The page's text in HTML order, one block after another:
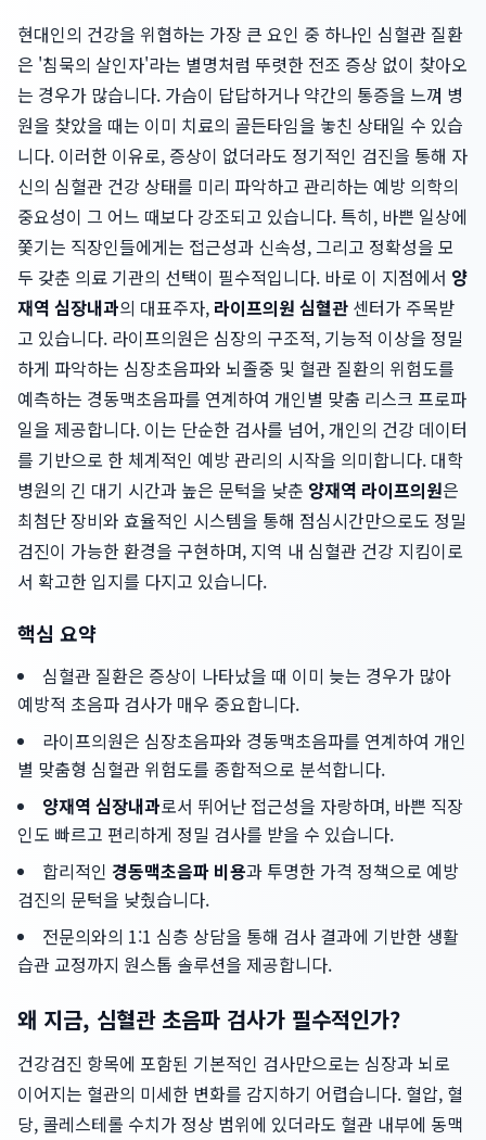
현대인의 건강을 위협하는 가장 큰 요인 중 하나인 심혈관 질환
은 '침묵의 살인자'라는 별명처럼 뚜렷한 전조 증상 없이 찾아오
는 경우가 많습니다. 가슴이 답답하거나 약간의 통증을 느껴 병
원을 찾았을 때는 이미 치료의 골든타임을 놓친 상태일 수 있습
니다. 이러한 이유로, 증상이 없더라도 정기적인 검진을 통해 자
신의 심혈관 건강 상태를 미리 파악하고 관리하는 예방 의학의
중요성이 그 어느 때보다 강조되고 있습니다. 특히, 바쁜 일상에
쫓기는 직장인들에게는 접근성과 신속성, 그리고 정확성을 모
두 갖춘 의료 기관의 선택이 필수적입니다. 바로 이 지점에서 양
재역 심장내과의 대표주자, 라이프의원 심혈관 센터가 주목받
고 있습니다. 라이프의원은 심장의 구조적, 기능적 이상을 정밀
하게 파악하는 심장초음파와 뇌졸중 및 혈관 질환의 위험도를
예측하는 경동맥초음파를 연계하여 개인별 맞춤 리스크 프로파
일을 제공합니다. 이는 단순한 검사를 넘어, 개인의 건강 데이터
를 기반으로 한 체계적인 예방 관리의 시작을 의미합니다. 대학
병원의 긴 대기 시간과 높은 문턱을 낮춘 양재역 라이프의원은
최첨단 장비와 효율적인 시스템을 통해 점심시간만으로도 정밀
검진이 가능한 환경을 구현하며, 지역 내 심혈관 건강 지킴이로
서 확고한 입지를 다지고 있습니다.
핵심 요약
심혈관 질환은 증상이 나타났을 때 이미 늦는 경우가 많아
예방적 초음파 검사가 매우 중요합니다.
라이프의원은 심장초음파와 경동맥초음파를 연계하여 개인
별 맞춤형 심혈관 위험도를 종합적으로 분석합니다.
양재역 심장내과로서 뛰어난 접근성을 자랑하며, 바쁜 직장
인도 빠르고 편리하게 정밀 검사를 받을 수 있습니다.
합리적인 경동맥초음파 비용과 투명한 가격 정책으로 예방
검진의 문턱을 낮췄습니다.
전문의와의 1:1 심층 상담을 통해 검사 결과에 기반한 생활
습관 교정까지 원스톱 솔루션을 제공합니다.
왜 지금, 심혈관 초음파 검사가 필수적인가?
건강검진 항목에 포함된 기본적인 검사만으로는 심장과 뇌로
이어지는 혈관의 미세한 변화를 감지하기 어렵습니다. 혈압, 혈
당, 콜레스테롤 수치가 정상 범위에 있더라도 혈관 내부에 동맥